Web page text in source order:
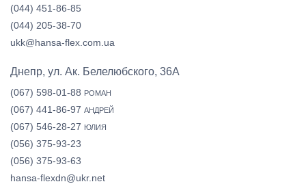
(044) 451-86-85
(044) 205-38-70
ukk@hansa-flex.com.ua
Днепр, ул. Ак. Белелюбского, 36А
(067) 598-01-88 РОМАН
(067) 441-86-97 АНДРЕЙ
(067) 546-28-27 ЮЛИЯ
(056) 375-93-23
(056) 375-93-63
hansa-flexdn@ukr.net